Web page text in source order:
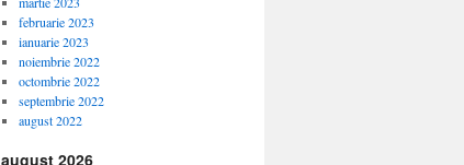
februarie 2023
ianuarie 2023
noiembrie 2022
octombrie 2022
septembrie 2022
august 2022
august 2026